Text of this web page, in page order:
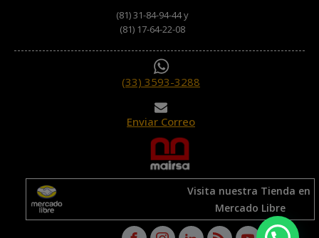
(81) 31-84-94-44 y
(81) 17-64-22-08
(33) 3593-3288
Enviar Correo
Visita nuestra Tienda en
Mercado Libre